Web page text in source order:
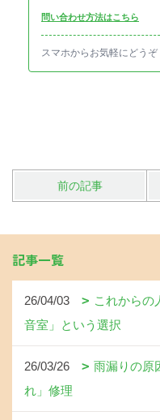
問い合わせ方法はこちら
スマホからお気軽にどうぞ
前の記事
記事一覧
26/04/03
これから
音室」という選択
26/03/26
雨漏りの原
れ」修理